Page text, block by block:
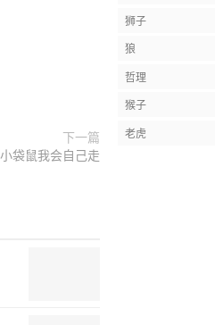
下一篇
小袋鼠我会自己走
狮子
狼
哲理
猴子
老虎